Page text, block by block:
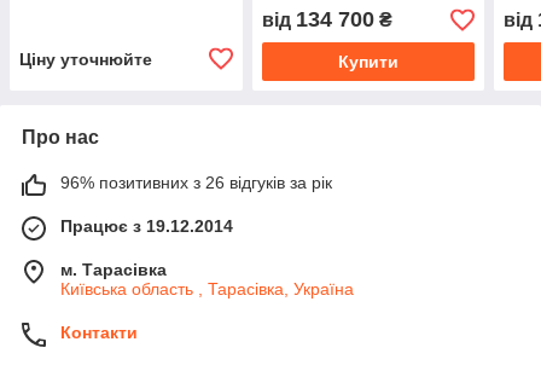
Ціну уточнюйте
від 134 700₴
Купити
від
Про нас
96% позитивних з 26 відгуків за рік
Працює з 19.12.2014
м. Тарасівка
Київська область , Тарасівка, Україна
Контакти